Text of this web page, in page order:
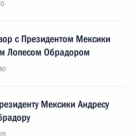
с Президентом Мексики
Лопесом Обрадором
Мексики Андресу